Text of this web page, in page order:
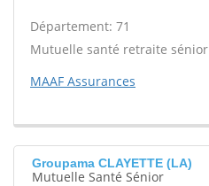
Département: 71
Mutuelle santé retraite sénior
MAAF Assurances
Groupama CLAYETTE (LA)
Mutuelle Santé Sénior